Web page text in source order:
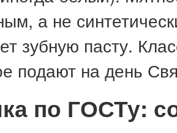
а не
зубную пасту.
подают на день
по ГОСТу: